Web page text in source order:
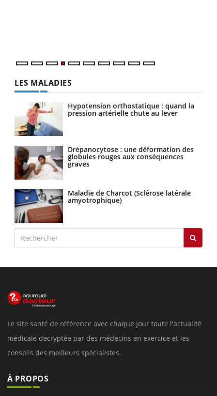
LES MALADIES
Hypotension orthostatique : quand la
pression artérielle chute au lever
Drépanocytose : une déformation des
globules rouges aux conséquences
graves
Maladie de Charcot (Sclérose latérale
amyotrophique)
Le site santé de référence avec chaque jour toute l'actualité
médicale decryptée par des médecins en exercice et les
conseils des meilleurs spécialistes.
À PROPOS